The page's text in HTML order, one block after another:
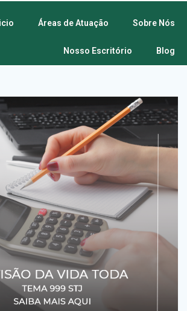
Áreas de Atuação Sobre Nós
Nosso Escritório Blog